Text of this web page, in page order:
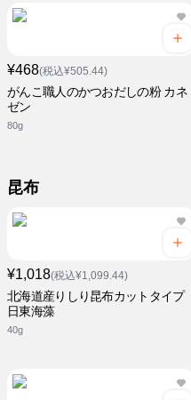
¥468(税込¥505.44)
がんこ職人のかつおだしの粉 カネ
ゼン
80g
昆布
¥1,018(税込¥1,099.44)
北海道産りしり昆布カットタイプ
日東海藻
40g